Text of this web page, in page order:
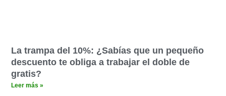
La trampa del 10%: ¿Sabías que un pequeño
descuento te obliga a trabajar el doble de
gratis?
Leer más »